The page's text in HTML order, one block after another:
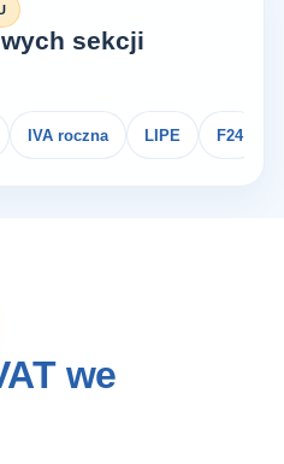
sekcji
IVA roczna LIPE F24
we